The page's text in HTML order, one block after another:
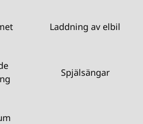
Laddning av elbil
Spjälsängar